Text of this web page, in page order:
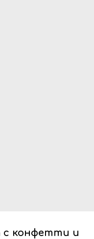
с конфетти и